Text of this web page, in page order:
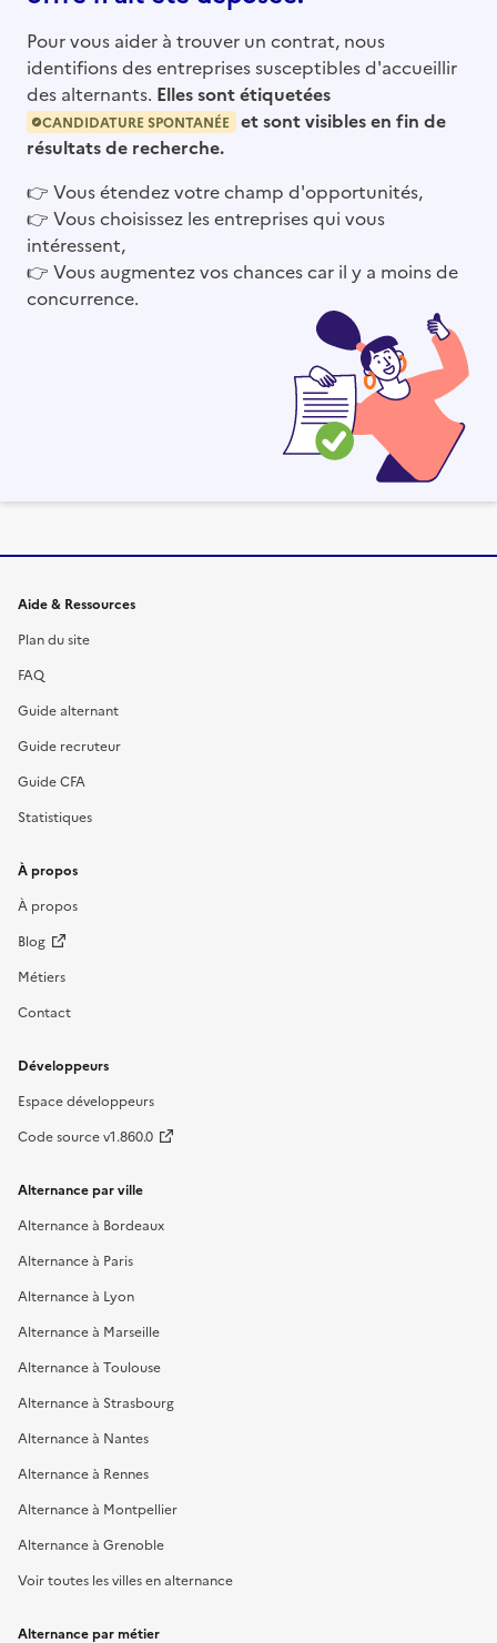
Pour vous aider à trouver un contrat, nous
identifions des entreprises susceptibles d'accueillir
des alternants. Elles sont étiquetées
CANDIDATURE SPONTANÉE
et sont visibles en fin de
résultats de recherche.
👉 Vous étendez votre champ d'opportunités,
👉 Vous choisissez les entreprises qui vous
intéressent,
👉 Vous augmentez vos chances car il y a moins de
concurrence.
Informations et liens du site
Aide & Ressources
Plan du site
FAQ
Guide alternant
Guide recruteur
Guide CFA
Statistiques
À propos
À propos
Blog
Métiers
Contact
Développeurs
Espace développeurs
Code source v1.860.0
Alternance par ville
Alternance à Bordeaux
Alternance à Paris
Alternance à Lyon
Alternance à Marseille
Alternance à Toulouse
Alternance à Strasbourg
Alternance à Nantes
Alternance à Rennes
Alternance à Montpellier
Alternance à Grenoble
Voir toutes les villes en alternance
Alternance par métier